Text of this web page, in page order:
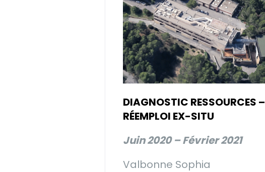
DIAGNOSTIC RESSOURCES –
RÉEMPLOI EX-SITU
Juin2020 – Février 2021
Valbonne Sophia